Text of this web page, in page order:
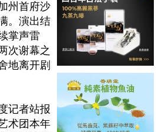
州首府沙
。演出结
掌声雷
次谢幕之
地离开剧
记者站报
术团本年